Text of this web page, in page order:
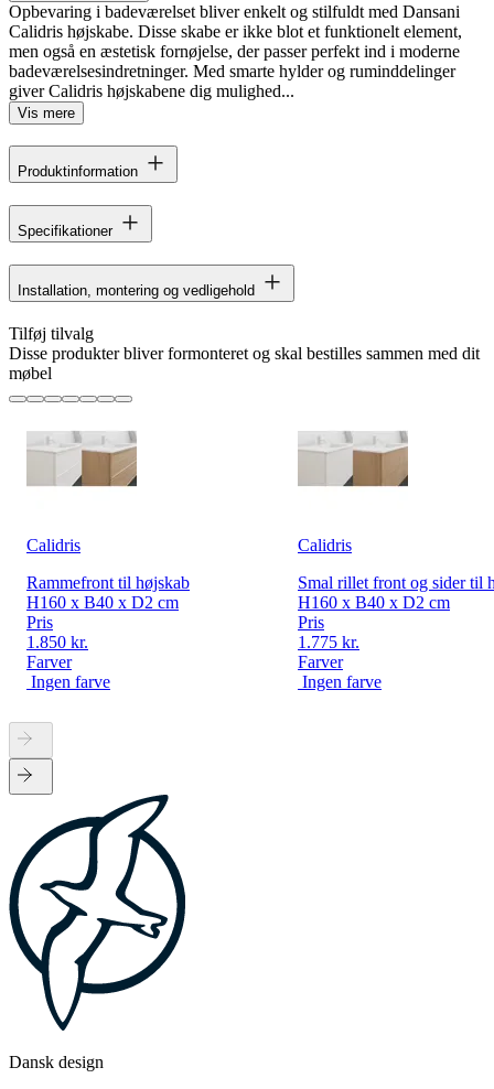
Opbevaring i badeværelset bliver enkelt og stilfuldt med Dansani
Calidris højskabe. Disse skabe er ikke blot et funktionelt element,
men også en æstetisk fornøjelse, der passer perfekt ind i moderne
badeværelsesindretninger. Med smarte hylder og ruminddelinger
giver Calidris højskabene dig mulighed...
Vis mere
Produktinformation
Specifikationer
Installation, montering og vedligehold
Tilføj tilvalg
Disse produkter bliver formonteret og skal bestilles sammen med dit
møbel
Calidris
Rammefront til højskab
H160 x B40 x D2 cm
Pris
1.850 kr.
Farver
Ingen farve
Calidris
Smal rillet front og sider til
H160 x B40 x D2 cm
Pris
1.775 kr.
Farver
Ingen farve
Dansk design